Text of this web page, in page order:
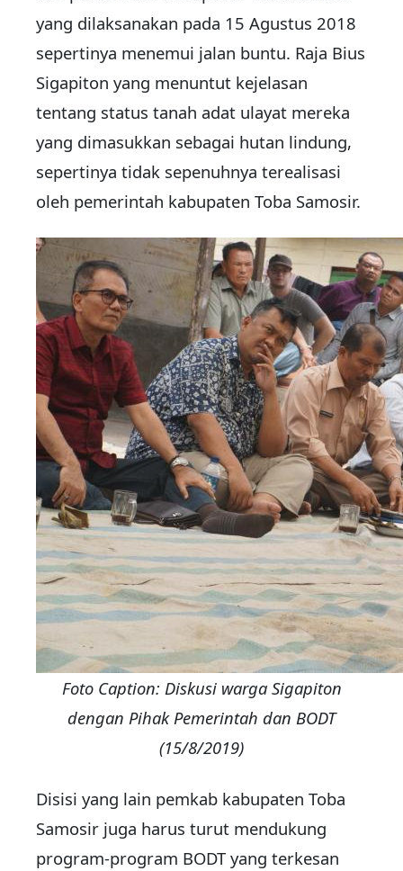
yang dilaksanakan pada 15 Agustus 2018
sepertinya menemui jalan buntu. Raja Bius
Sigapiton yang menuntut kejelasan
tentang status tanah adat ulayat mereka
yang dimasukkan sebagai hutan lindung,
sepertinya tidak sepenuhnya terealisasi
oleh pemerintah kabupaten Toba Samosir.
Foto Caption: Diskusi warga Sigapiton
dengan Pihak Pemerintah dan BODT
(15/8/2019)
Disisi yang lain pemkab kabupaten Toba
Samosir juga harus turut mendukung
program-program BODT yang terkesan